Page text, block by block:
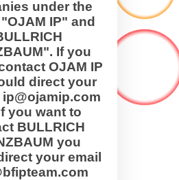
under the
IP" and
If you
OJAM IP
direct your
you want to
BULLRICH
you
your email